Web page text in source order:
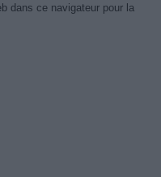
dans ce navigateur pour la